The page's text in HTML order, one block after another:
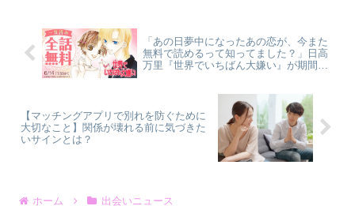
「あの日夢中になったあの恋が、今また
無料で読めるって知ってました？」日高
万里『世界でいちばん大嫌い』が期間限
【マッチングアプリで別れを防ぐために
大切なこと】関係が壊れる前に気づきた
いサインとは？
ホーム 出会いニュース